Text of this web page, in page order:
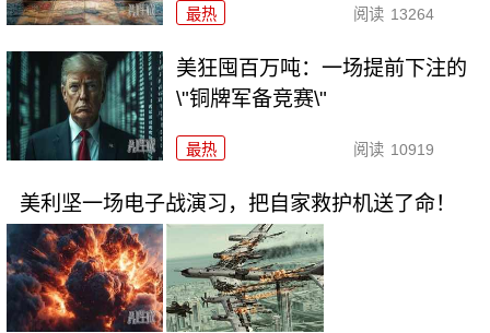
最热 阅读 13264
美狂囤百万吨：一场提前下注的
\"铜牌军备竞赛\"
最热 阅读 10919
美利坚一场电子战演习，把自家救护机送了命！